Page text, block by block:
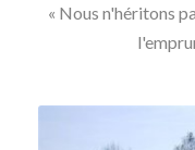
« Nous n'héritons